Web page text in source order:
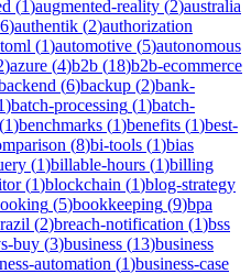
(1)augmented-reality (2)australia
6)authentik (2)authorization
(1)automotive (5)autonomous
)azure (4)b2b (18)b2b-ecommerce
(6)backup (2)bank-
)batch-processing (1)batch-
(1)benchmarks (1)benefits (1)best-
(8)bi-tools (1)bias
(1)billable-hours (1)billing
(1)blockchain (1)blog-strategy
(5)bookkeeping (9)bpa
(2)breach-notification (1)bss
buy (3)business (13)business
automation (1)business-case